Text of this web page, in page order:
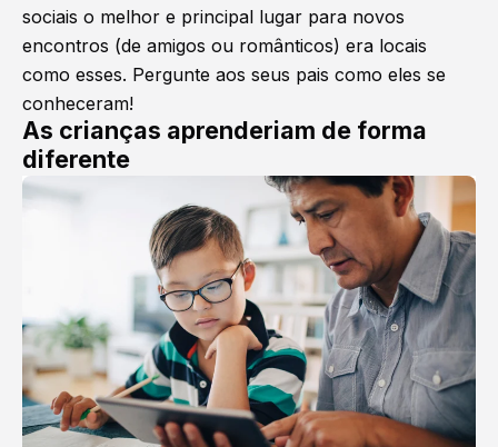
sociais o melhor e principal lugar para novos
encontros (de amigos ou românticos) era locais
como esses. Pergunte aos seus pais como eles se
conheceram!
As crianças aprenderiam de forma
diferente